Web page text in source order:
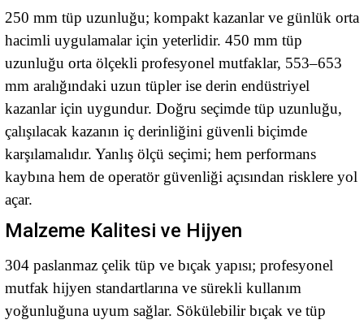
250 mm tüp uzunluğu; kompakt kazanlar ve günlük orta
hacimli uygulamalar için yeterlidir. 450 mm tüp
uzunluğu orta ölçekli profesyonel mutfaklar, 553–653
mm aralığındaki uzun tüpler ise derin endüstriyel
kazanlar için uygundur. Doğru seçimde tüp uzunluğu,
çalışılacak kazanın iç derinliğini güvenli biçimde
karşılamalıdır. Yanlış ölçü seçimi; hem performans
kaybına hem de operatör güvenliği açısından risklere yol
açar.
Malzeme Kalitesi ve Hijyen
304 paslanmaz çelik tüp ve bıçak yapısı; profesyonel
mutfak hijyen standartlarına ve sürekli kullanım
yoğunluğuna uyum sağlar. Sökülebilir bıçak ve tüp